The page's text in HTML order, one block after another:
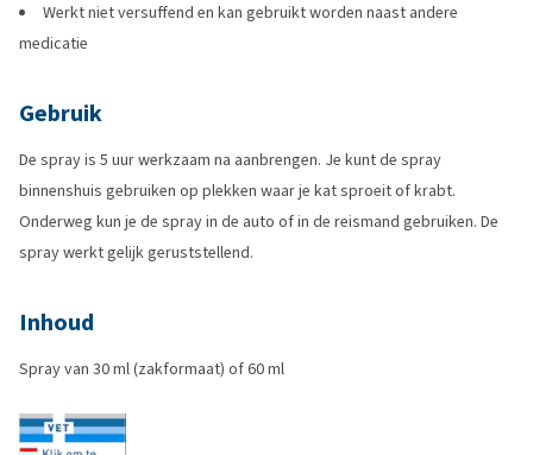
Werkt niet versuffend en kan gebruikt worden naast andere
medicatie
Gebruik
De spray is 5 uur werkzaam na aanbrengen. Je kunt de spray
binnenshuis gebruiken op plekken waar je kat sproeit of krabt.
Onderweg kun je de spray in de auto of in de reismand gebruiken. De
spray werkt gelijk geruststellend.
Inhoud
Spray van 30 ml (zakformaat) of 60 ml